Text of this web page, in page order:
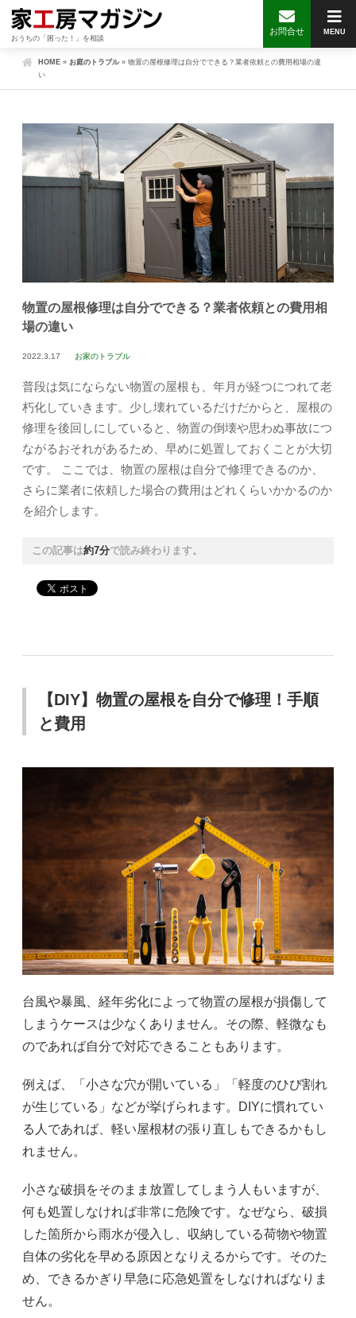
おうちの「困った！」を相談
MENU
お問合せ
HOME » お庭のトラブル » 物置の屋根修理は自分でできる？業者依頼との費用相場の違
い
物置の屋根修理は自分でできる？業者依頼との費用相
場の違い
2022.3.17 お家のトラブル
普段は気にならない物置の屋根も、年月が経つにつれて老
朽化していきます。少し壊れているだけだからと、屋根の
修理を後回しにしていると、物置の倒壊や思わぬ事故につ
ながるおそれがあるため、早めに処置しておくことが大切
です。 ここでは、物置の屋根は自分で修理できるのか、
さらに業者に依頼した場合の費用はどれくらいかかるのか
を紹介します。
この記事は約7分で読み終わります。
【DIY】物置の屋根を自分で修理！手順
と費用
台風や暴風、経年劣化によって物置の屋根が損傷して
しまうケースは少なくありません。その際、軽微なも
のであれば自分で対応できることもあります。
例えば、「小さな穴が開いている」「軽度のひび割れ
が生じている」などが挙げられます。DIYに慣れてい
る人であれば、軽い屋根材の張り直しもできるかもし
れません。
小さな破損をそのまま放置してしまう人もいますが、
何も処置しなければ非常に危険です。なぜなら、破損
した箇所から雨水が侵入し、収納している荷物や物置
自体の劣化を早める原因となりえるからです。そのた
め、できるかぎり早急に応急処置をしなければなりま
せん。